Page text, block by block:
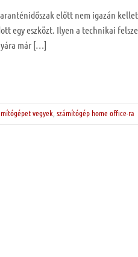
előtt nem igazán
egy eszközt. Ilyen a technikai
már […]
vegyek, számítógép home office-ra